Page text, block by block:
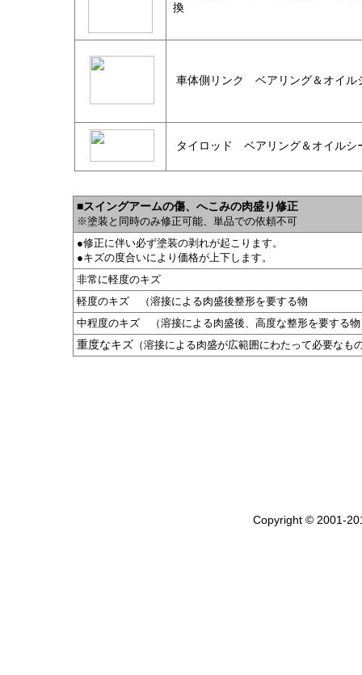
換
車体側リンク ベアリング＆オイル
タイロッド ベアリング＆オイルシ
■スイングアームの傷、へこみの肉盛り修正
※塗装と同時のみ修正可能、単品での依頼不可
●修正に伴い必ず塗装の剥れが起こります。
●キズの度合いにより価格が上下します。
非常に軽度のキズ
軽度のキズ （溶接による肉盛後整形を要する物
中程度のキズ （溶接による肉盛後、高度な整形を要する物
重度なキズ （溶接による肉盛が広範囲にわたって必要なも
Copyright © 2001-